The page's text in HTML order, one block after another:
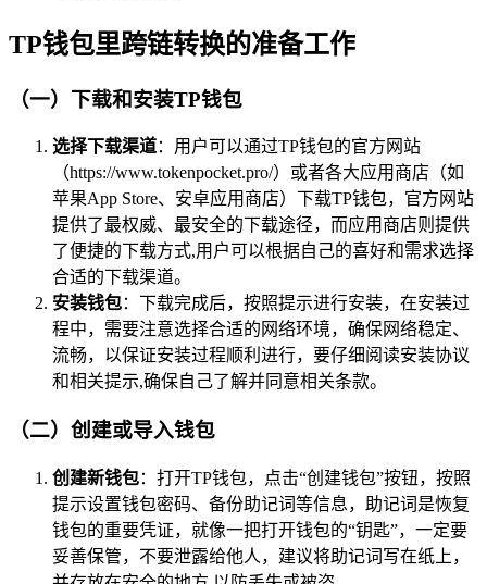
TP钱包里跨链转换的准备工作
（一）下载和安装TP钱包
选择下载渠道：用户可以通过TP钱包的官方网站
（https://www.tokenpocket.pro/）或者各大应用商店（如
苹果App Store、安卓应用商店）下载TP钱包，官方网站
提供了最权威、最安全的下载途径，而应用商店则提供
了便捷的下载方式,用户可以根据自己的喜好和需求选择
合适的下载渠道。
安装钱包：下载完成后，按照提示进行安装，在安装过
程中，需要注意选择合适的网络环境，确保网络稳定、
流畅，以保证安装过程顺利进行，要仔细阅读安装协议
和相关提示,确保自己了解并同意相关条款。
（二）创建或导入钱包
创建新钱包：打开TP钱包，点击“创建钱包”按钮，按照
提示设置钱包密码、备份助记词等信息，助记词是恢复
钱包的重要凭证，就像一把打开钱包的“钥匙”，一定要
妥善保管，不要泄露给他人，建议将助记词写在纸上，